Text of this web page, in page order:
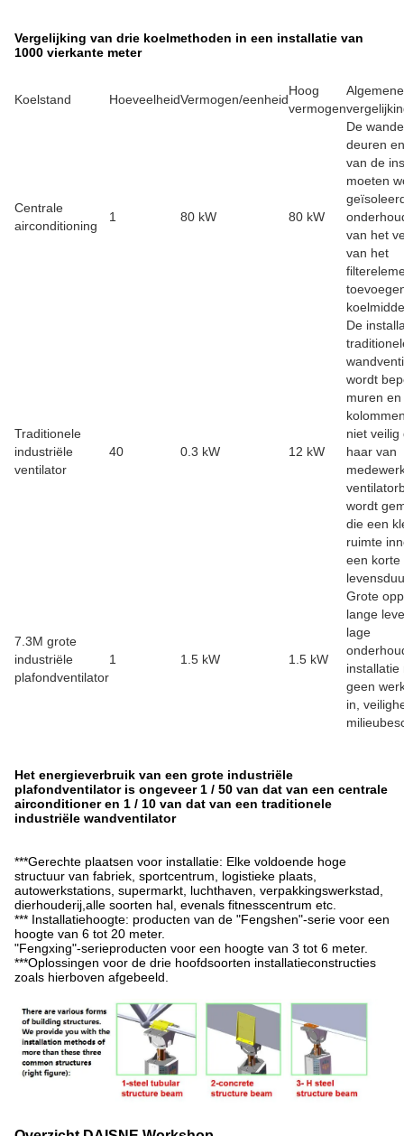
Vergelijking van drie koelmethoden in een installatie van
1000 vierkante meter
Koelstand HoeveelheidVermogen/eenheid
Hoog
vermogen
Algemene
Centrale
airconditioning
1 80 kW 80 kW
De
deuren
van de
moeten
van het
van het
Traditionele
industriële
ventilator
40 0.3 kW 12 kW
De
wordt
muren en
niet veilig
haar van
wordt
die een
ruimte
een korte
7.3M grote
industriële
plafondventilator
1 1.5 kW 1.5 kW
Grote
lange
lage
installatie
geen
in,
Het energieverbruik van een grote industriële
plafondventilator is ongeveer 1 / 50 van dat van een centrale
airconditioner en 1 / 10 van dat van een traditionele
industriële wandventilator
***Gerechte plaatsen voor installatie: Elke voldoende hoge
structuur van fabriek, sportcentrum, logistieke plaats,
autowerkstations, supermarkt, luchthaven, verpakkingswerkstad,
dierhouderij,alle soorten hal, evenals fitnesscentrum etc.
*** Installatiehoogte: producten van de "Fengshen"-serie voor een
hoogte van 6 tot 20 meter.
"Fengxing"-serieproducten voor een hoogte van 3 tot 6 meter.
***Oplossingen voor de drie hoofdsoorten installatieconstructies
zoals hierboven afgebeeld.